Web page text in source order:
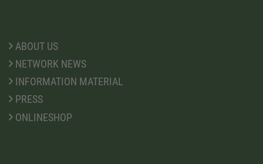
ABOUT US
NETWORK NEWS
INFORMATION MATERIAL
PRESS
ONLINESHOP